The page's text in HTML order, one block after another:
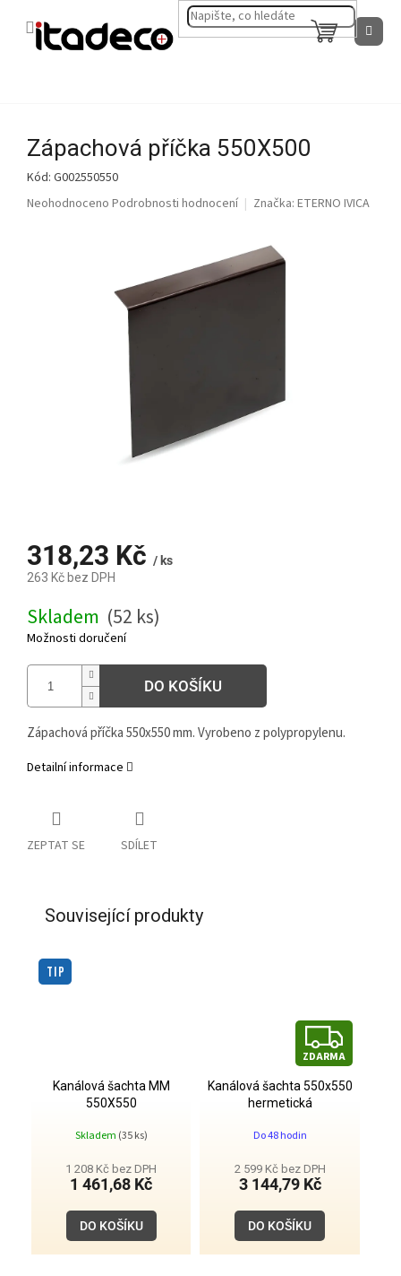
NÁKUPNÍ
KOŠÍK
Zápachová příčka 550X500
Kód: G002550550
Průměrné
Neohodnoceno Podrobnosti hodnocení Značka: ETERNO IVICA
318,23 Kč / ks
263 Kč bez DPH
cena:
Skladem (52 ks)
Možnosti doručení
DO KOŠÍKU
Zápachová příčka 550x550 mm. Vyrobeno z polypropylenu.
Detailní informace
ZEPTAT SE SDÍLET
Související produkty
TIP
Kanálová šachta MM
550X550
Skladem (35 ks)
1 208 Kč bez DPH
1 461,68 Kč
DO KOŠÍKU
Z
D
ZDARMA
Kanálová šachta 550x550
hermetická
Do 48 hodin
2 599 Kč bez DPH
3 144,79 Kč
DO KOŠÍKU